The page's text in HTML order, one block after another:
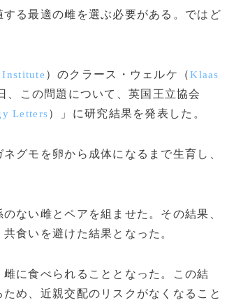
る最適の雌を選ぶ必要がある。ではど
）のクラース・ウェルケ（Klaas
、この問題について、英国王立協会
Letters）」に研究結果を発表した。
グモを卵から成体になるまで生育し、
ない雌とペアを組ませた。その結果、
食いを避けた結果となった。
に食べられることとなった。この結
め、近親交配のリスクがなくなること